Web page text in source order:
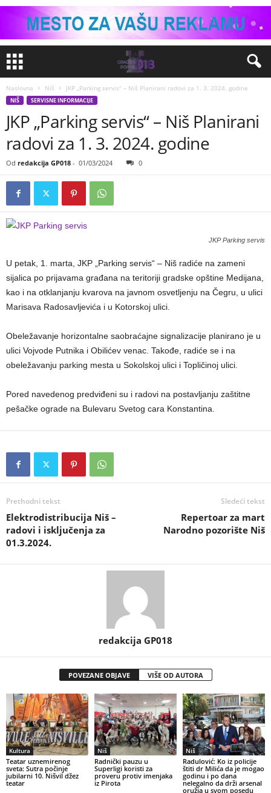
Naslovna Niš JKP „Parking servis“ – Niš Planirani radovi za 1. 3. 2024. godine
NIŠ SERVISNE INFORMACIJE
JKP „Parking servis“ – Niš Planirani
radovi za 1. 3. 2024. godine
Od redakcija GP018 - 01/03/2024 0
JKP Parking servis
U petak, 1. marta, JKP „Parking servis“ – Niš radiće na zameni
sijalica po prijavama građana na teritoriji gradske opštine Medijana,
kao i na otklanjanju kvarova na javnom osvetljenju na Čegru, u ulici
Marisava Radosavljevića i u Kotorskoj ulici.
Obeležavanje horizontalne saobraćajne signalizacije planirano je u
ulici Vojvode Putnika i Obilićev venac. Takođe, radiće se i na
obeležavanju parking mesta u Sokolskoj ulici i Topličinoj ulici.
Pored navedenog predviđeni su i radovi na postavljanju zaštitne
pešačke ograde na Bulevaru Svetog cara Konstantina.
Prethodni tekst
Elektrodistribucija Niš –
radovi i isključenja za
01.3.2024.
Sledeći tekst
Repertoar za mart
Narodno pozorište Niš
redakcija GP018
POVEZANE OBJAVE VIŠE OD AUTORA
Kultura
Teatar uznemirenog
sveta: Sutra počinje
jubilarni 10. Nišvil džez
teatar
Niš
Radnički pauzu u
Superligi koristi za
proveru protiv imenjaka
iz Pirota
Niš
Radulović: Ko iz policije
štiti dr Milića da je mogao
godinu i po dana
nelegalno da drži arsenal
oružja u svom posedu